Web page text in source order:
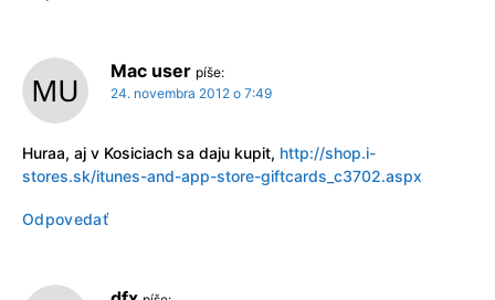
Mac user píše:
24. novembra 2012 o 7:49
Huraa, aj v Kosiciach sa daju kupit, http://shop.i-
stores.sk/itunes-and-app-store-giftcards_c3702.aspx
Odpovedať